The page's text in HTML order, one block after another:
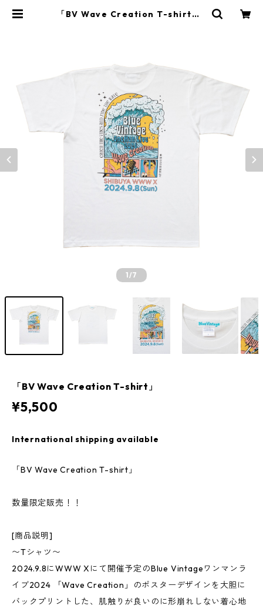
「BV Wave Creation T-shirt」 |
1/7
「BV Wave Creation T-shirt」
¥5,500
International shipping available
「BV Wave Creation T-shirt」
数量限定販売！！
[商品説明]
〜Tシャツ〜
2024.9.8にWWW Xにて開催予定のBlue Vintageワンマンラ
イブ2024 「Wave Creation」のポスターデザインを大胆に
バックプリントした、肌触りが良いのに形崩れしない着心地